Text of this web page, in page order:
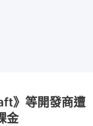
》等開發商遭
金